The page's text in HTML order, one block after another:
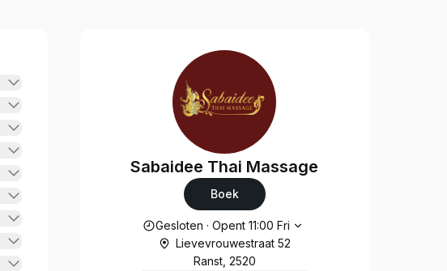
Sabaidee Thai Massage
Boek
Openingstijden
Gesloten ·Opent 11:00 Fri
Lievevrouwestraat 52
Ranst, 2520